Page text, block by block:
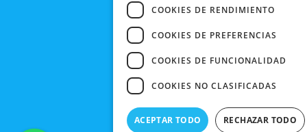
CONTACTO
COOKIES DE RENDIMIENTO
COOKIES DE PREFERENCIAS
COOKIES DE FUNCIONALIDAD
COOKIES NO CLASIFICADAS
ACEPTAR TODO RECHAZAR TODO